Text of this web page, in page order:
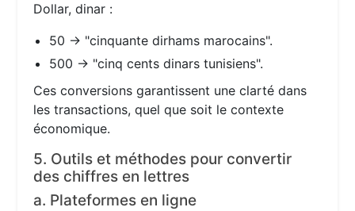
Dollar, dinar :
50 → "cinquante dirhams marocains".
500 → "cinq cents dinars tunisiens".
Ces conversions garantissent une clarté dans
les transactions, quel que soit le contexte
économique.
5. Outils et méthodes pour convertir
des chiffres en lettres
a. Plateformes en ligne